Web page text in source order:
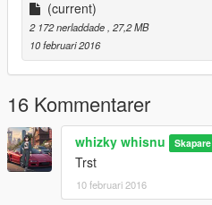
(current)
2 172 nerladdade, 27,2 MB
10 februari 2016
16 Kommentarer
whizky whisnu Skapare
Trst
10 februari 2016